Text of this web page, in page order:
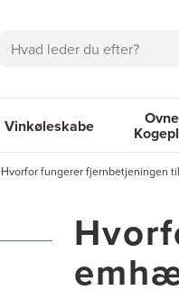
Søg
Vinkøleskabe
Vinkøleskabe Ovne og
Hvorfor fungerer fjernbetjeningen